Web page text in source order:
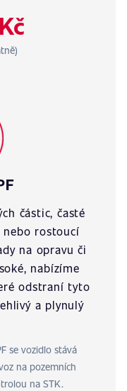
částic, časté
nebo rostoucí
na opravu či
nabízíme
odstraní tyto
a plynulý
se vozidlo stává
na pozemních
na STK.